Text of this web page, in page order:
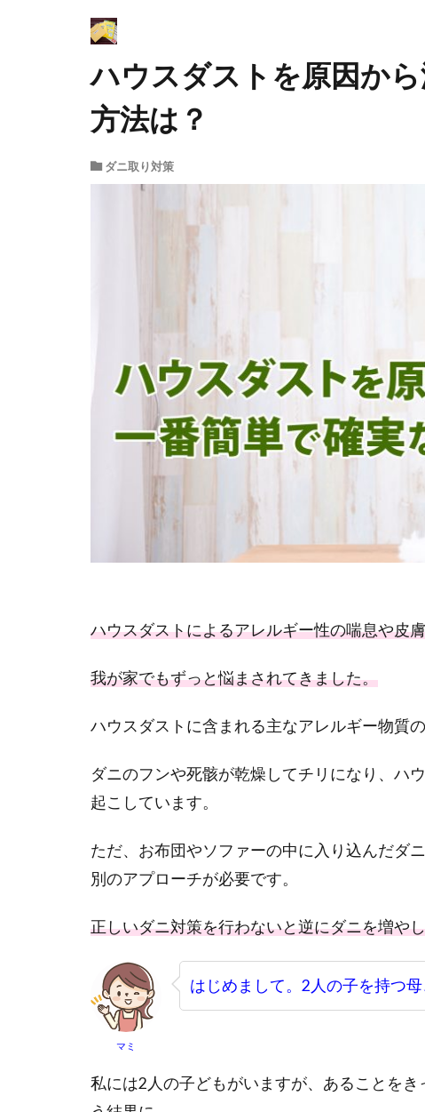
ハウスダストを原因か
方法は？
ダニ取り対策
ハウスダストによるアレルギー性の喘息や皮
我が家でもずっと悩まされてきました。
ハウスダストに含まれる主なアレルギー物質
ダニのフンや死骸が乾燥してチリになり、ハ
起こしています。
ただ、お布団やソファーの中に入り込んだダ
別のアプローチが必要です。
正しいダニ対策を行わないと逆にダニを増や
マミ
はじめまして。2人の子を持つ母
私には2人の子どもがいますが、あることを